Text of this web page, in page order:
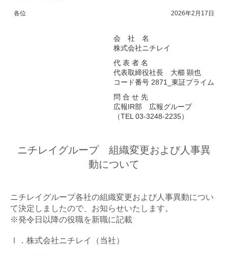
各位 2026年2月17日
会 社 名
株式会社ニチレイ
代 表 者 名
代表取締役社長 大櫛 顕也
コード番号 2871_東証プライム
問 合 せ 先
広報IR部 広報グループ
（TEL 03-3248-2235）
ニチレイグループ 組織変更および人事異
動について
ニチレイグループ各社の組織変更および人事異動につい
て決定しましたので、お知らせいたします。
※発令日以降の役職を新職に記載
Ⅰ．株式会社ニチレイ（当社）